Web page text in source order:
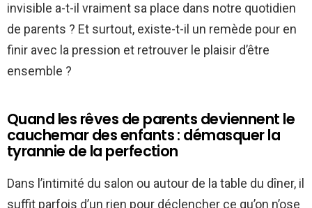
invisible a-t-il vraiment sa place dans notre quotidien
de parents ? Et surtout, existe-t-il un remède pour en
finir avec la pression et retrouver le plaisir d’être
ensemble ?
Quand les rêves de parents deviennent le
cauchemar des enfants : démasquer la
tyrannie de la perfection
Dans l’intimité du salon ou autour de la table du dîner, il
suffit parfois d’un rien pour déclencher ce qu’on n’ose